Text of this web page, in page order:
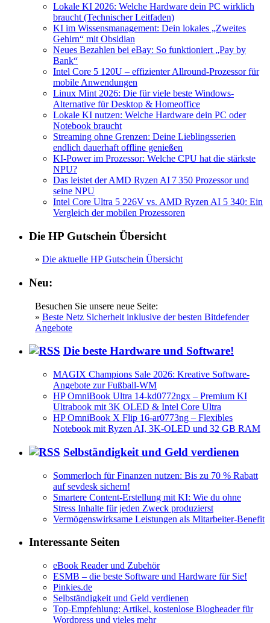
Lokale KI 2026: Welche Hardware dein PC wirklich
braucht (Technischer Leitfaden)
KI im Wissensmanagement: Dein lokales „Zweites
Gehirn“ mit Obsidian
Neues Bezahlen bei eBay: So funktioniert „Pay by
Bank“
Intel Core 5 120U – effizienter Allround-Prozessor für
mobile Anwendungen
Linux Mint 2026: Die für viele beste Windows-
Alternative für Desktop & Homeoffice
Lokale KI nutzen: Welche Hardware dein PC oder
Notebook braucht
Streaming ohne Grenzen: Deine Lieblingsserien
endlich dauerhaft offline genießen
KI-Power im Prozessor: Welche CPU hat die stärkste
NPU?
Das leistet der AMD Ryzen AI 7 350 Prozessor und
seine NPU
Intel Core Ultra 5 226V vs. AMD Ryzen AI 5 340: Ein
Vergleich der mobilen Prozessoren
Die HP Gutschein Übersicht
» Die aktuelle HP Gutschein Übersicht
Neu:
Besuchen Sie unsere neue Seite:
» Beste Netz Sicherheit inklusive der besten Bitdefender
Angebote
Die beste Hardware und Software!
MAGIX Champions Sale 2026: Kreative Software-
Angebote zur Fußball-WM
HP OmniBook Ultra 14-kd0772ngx – Premium KI
Ultrabook mit 3K OLED & Intel Core Ultra
HP OmniBook X Flip 16-ar0773ng – Flexibles
Notebook mit Ryzen AI, 3K-OLED und 32 GB RAM
Selbständigkeit und Geld verdienen
Sommerloch für Finanzen nutzen: Bis zu 70 % Rabatt
auf sevdesk sichern!
Smartere Content-Erstellung mit KI: Wie du ohne
Stress Inhalte für jeden Zweck produzierst
Vermögenswirksame Leistungen als Mitarbeiter-Benefit
Interessante Seiten
eBook Reader und Zubehör
ESMB – die beste Software und Hardware für Sie!
Pinkies.de
Selbständigkeit und Geld verdienen
Top-Empfehlung: Artikel, kostenlose Blogheader für
Wordpress und vieles mehr